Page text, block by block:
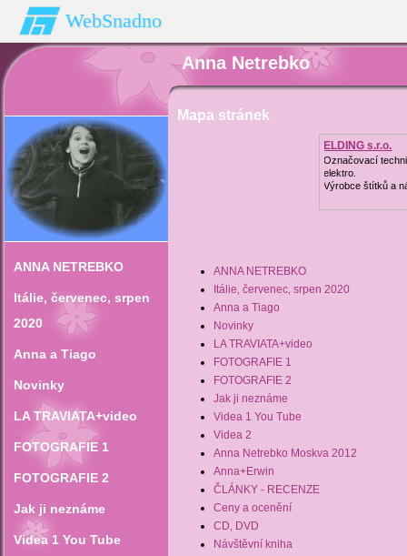
WebSnadno
Anna Netrebko
ANNA NETREBKO
Itálie‚ červenec‚ srpen
2020
Anna a Tiago
Novinky
LA TRAVIATA+video
FOTOGRAFIE 1
FOTOGRAFIE 2
Jak ji neznáme
Videa 1 You Tube
Mapa stránek
ELDING s.r.o.
Označovací
elektro.
Výrobce štítků a
ANNA NETREBKO
Itálie‚ červenec‚ srpen 2020
Anna a Tiago
Novinky
LA TRAVIATA+video
FOTOGRAFIE 1
FOTOGRAFIE 2
Jak ji neznáme
Videa 1 You Tube
Videa 2
Anna Netrebko Moskva 2012
Anna+Erwin
ČLÁNKY - RECENZE
Ceny a ocenění
CD‚ DVD
Návštěvní kniha